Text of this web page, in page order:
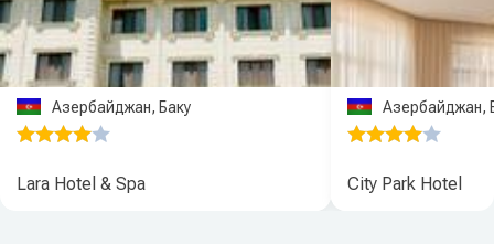
Азербайджан, Баку
Lara Hotel & Spa
Азербайджан,
City Park Hotel